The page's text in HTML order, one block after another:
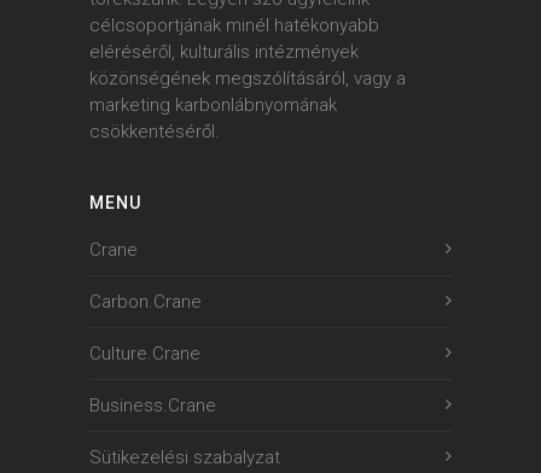
célcsoportjának minél hatékonyabb
eléréséről, kulturális intézmények
közönségének megszólításáról, vagy a
marketing karbonlábnyomának
csökkentéséről.
MENU
Crane
Carbon.Crane
Culture.Crane
Business.Crane
Sütikezelési szabalyzat